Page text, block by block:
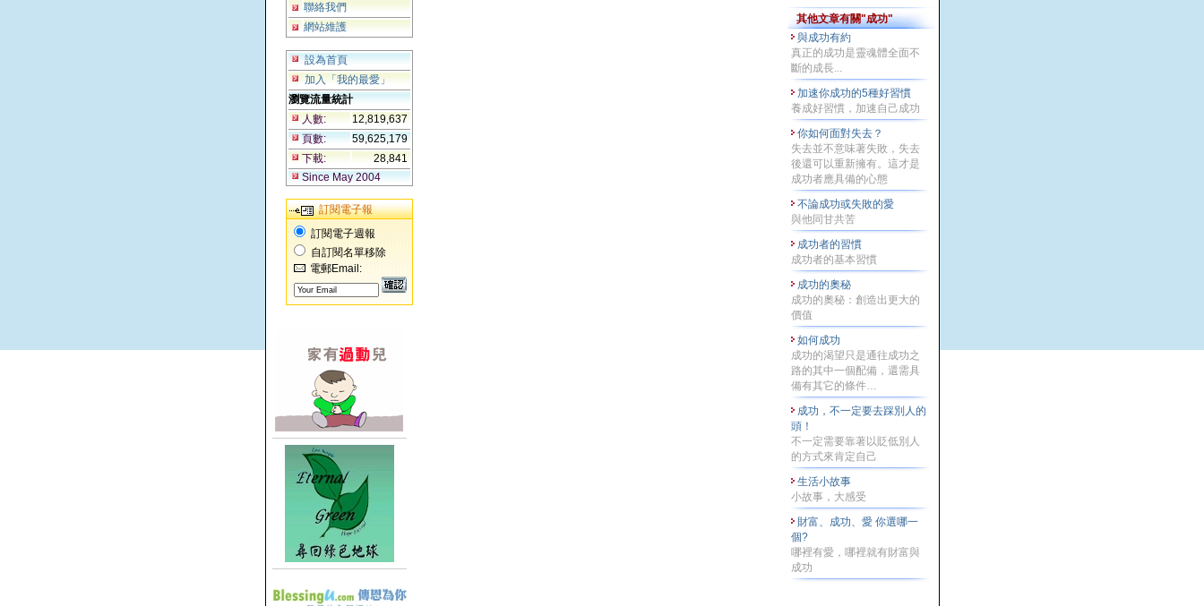
聯絡我們
網站維護
設為首頁
加入「我的最愛」
瀏覽流量統計
人數:
12,819,637
頁數:
59,625,179
下載:
28,841
Since May 2004
訂閱電子報
訂閱電子週報
自訂閱名單移除
電郵Email:
其他文章有關"成功"
與成功有約
真正的成功是靈魂體全面不
斷的成長...
加速你成功的5種好習慣
養成好習慣，加速自己成功
你如何面對失去？
失去並不意味著失敗，失去
後還可以重新擁有。這才是
成功者應具備的心態
不論成功或失敗的愛
與他同甘共苦
成功者的習慣
成功者的基本習慣
成功的奧秘
成功的奧秘：創造出更大的
價值
如何成功
成功的渴望只是通往成功之
路的其中一個配備，還需具
備有其它的條件…
成功，不一定要去踩別人的
頭！
不一定需要靠著以貶低別人
的方式來肯定自己
生活小故事
小故事，大感受
財富、成功、愛 你選哪一
個?
哪裡有愛，哪裡就有財富與
成功